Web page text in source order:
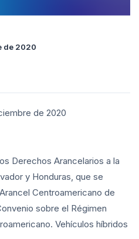
de 2020
de 2020
Derechos Arancelarios a la
y Honduras, que se
Centroamericano de
sobre el Régimen
Vehículos híbridos